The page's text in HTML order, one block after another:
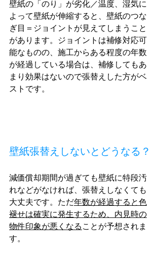
壁紙の「のり」が劣化／温度、湿気に
よって壁紙が伸縮すると、壁紙のつな
ぎ目＝ジョイントが見えてしまうこと
があります。ジョイントは補修対応可
能なものの、施工からある程度の年数
が経過している場合は、補修してもあ
まり効果はないので張替えした方がベ
ストです。
壁紙張替えしないとどうなる？
減価償却期間が過ぎても壁紙に特段汚
れなどがなければ、張替えしなくても
大丈夫です。ただ年数が経過すると色
褪せは確実に発生するため、内見時の
物件印象が悪くなる ことが予想されま
す。